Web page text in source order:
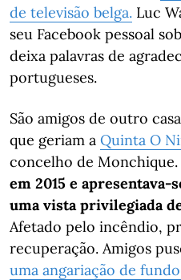
de televisão belga. Luc
seu Facebook pessoal
deixa palavras de
portugueses.
São amigos de outro
que geriam a Quinta O
concelho de Monchique.
em 2015 e apresentava-
uma vista privilegiada
Afetado pelo incêndio,
recuperação. Amigos
uma angariação de